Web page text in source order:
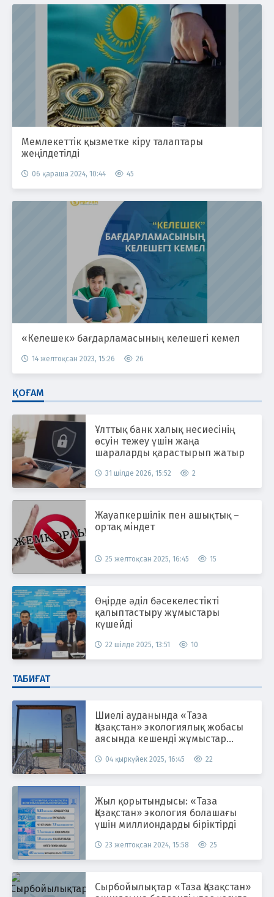
Мемлекеттік қызметке кіру талаптары
жеңілдетілді
06 қараша 2024, 10:44 45
«Келешек» бағдарламасының келешегі кемел
14 желтоқсан 2023, 15:26 26
ҚОҒАМ
Ұлттық банк халық несиесінің
өсуін тежеу үшін жаңа
шараларды қарастырып жатыр
31 шілде 2026, 15:52 2
Жауапкершілік пен ашықтық –
ортақ міндет
25 желтоқсан 2025, 16:45 15
Өңірде әділ бәсекелестікті
қалыптастыру жұмыстары
күшейді
22 шілде 2025, 13:51 10
ТАБИҒАТ
Шиелі ауданында «Таза
Қазақстан» экологиялық жобасы
аясында кешенді жұмыстар
04 қыркүйек 2025, 16:45 22
Жыл қорытындысы: «Таза
Қазақстан» экология болашағы
үшін миллиондарды біріктірді
23 желтоқсан 2024, 15:58 25
Сырбойылықтар «Таза Қазақстан»